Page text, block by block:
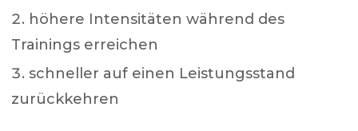
höhere Intensitäten während des
Trainings erreichen
schneller auf einen Leistungsstand
zurückkehren